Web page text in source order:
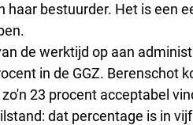
bestuurder. Het is een
de werktijd op aan
in de GGZ. Berenschot
23 procent acceptabel
dat percentage is in